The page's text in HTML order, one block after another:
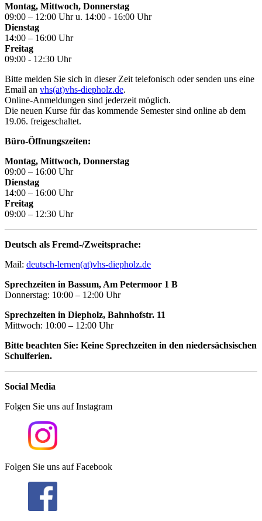
Montag, Mittwoch, Donnerstag
09:00 – 12:00 Uhr u. 14:00 - 16:00 Uhr
Dienstag
14:00 – 16:00 Uhr
Freitag
09:00 - 12:30 Uhr
Bitte melden Sie sich in dieser Zeit telefonisch oder senden uns eine
Email an vhs(at)vhs-diepholz.de.
Online-Anmeldungen sind jederzeit möglich.
Die neuen Kurse für das kommende Semester sind online ab dem
19.06. freigeschaltet.
Büro-Öffnungszeiten:
Montag, Mittwoch, Donnerstag
09:00 – 16:00 Uhr
Dienstag
14:00 – 16:00 Uhr
Freitag
09:00 – 12:30 Uhr
Deutsch als Fremd-/Zweitsprache:
Mail: deutsch-lernen(at)vhs-diepholz.de
Sprechzeiten in Bassum, Am Petermoor 1 B
Donnerstag: 10:00 – 12:00 Uhr
Sprechzeiten in Diepholz, Bahnhofstr. 11
Mittwoch: 10:00 – 12:00 Uhr
Bitte beachten Sie: Keine Sprechzeiten in den niedersächsischen
Schulferien.
Social Media
Folgen Sie uns auf Instagram
Folgen Sie uns auf Facebook